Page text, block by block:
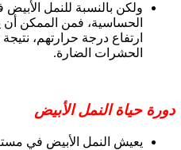
ولكن بالنسبة للنمل الأبيض
الحساسية، فمن الممكن أن
ارتفاع درجة حرارتهم،
الحشرات الضارة.
دورة حياة النمل الأبيض
يعيش النمل الأبيض في